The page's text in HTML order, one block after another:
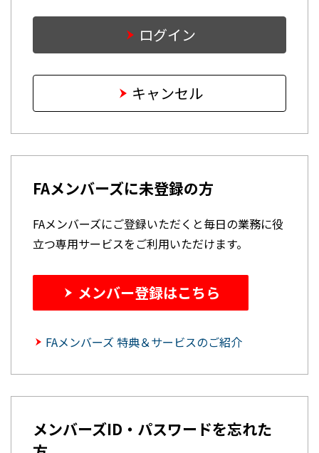
ログイン
キャンセル
FAメンバーズに未登録の方
FAメンバーズにご登録いただくと毎日の業務に役
立つ専用サービスをご利用いただけます。
メンバー登録はこちら
FAメンバーズ 特典＆サービスのご紹介
メンバーズID・パスワードを忘れた